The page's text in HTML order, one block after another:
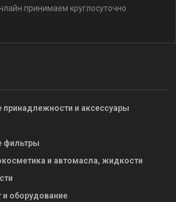
принимаем круглосуточно
и аксессуары
фильтры
и автомасла, жидкости
и оборудование